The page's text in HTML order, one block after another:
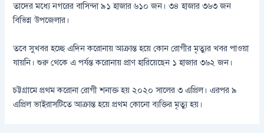
তাদের মধ্যে নগরের বাসিন্দা ৯১ হাজার ৬১০ জন। ৩৪ হাজার ৩৬৩ জন
বিভিন্ন উপজেলার।
তবে সুখবর হচ্ছে এদিন করোনায় আক্রান্ত হয়ে কোন রোগীর মৃত্যুর খবর পাওয়া
যায়নি। শুরু থেকে এ পর্যন্ত করোনায় প্রাণ হারিয়েছেন ১ হাজার ৩৬২ জন।
চট্টগ্রামে প্রথম করোনা রোগী শনাক্ত হয় ২০২০ সালের ৩ এপ্রিল। এরপর ৯
এপ্রিল ভাইরাসটিতে আক্রান্ত হয়ে প্রথম কোনো ব্যক্তির মৃত্যু হয়।